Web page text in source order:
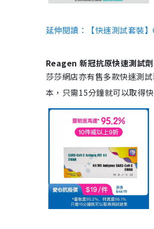
延伸閱讀：【快速測試套裝
Reagen 新冠抗原快速測試劑
莎莎網店亦有售多款快速測
本，只需15分鐘就可以取得